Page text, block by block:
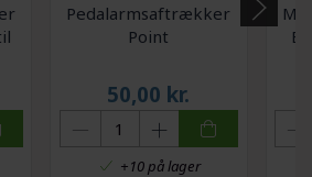
Pedalarmsaftrækker
Point
50,00 kr.
+10 på lager